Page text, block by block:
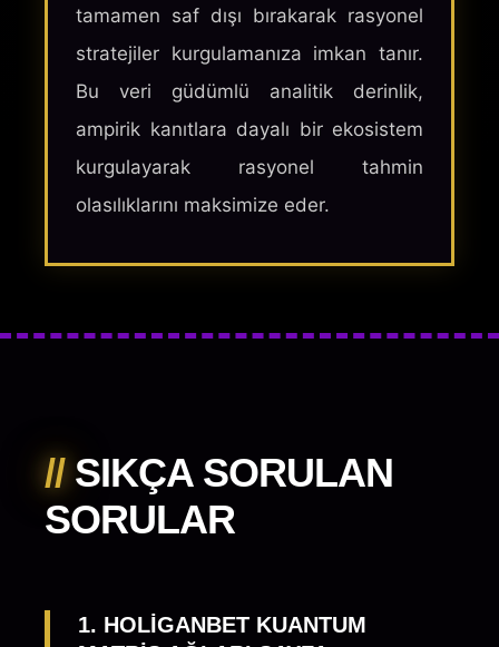
tamamen saf dışı bırakarak rasyonel
stratejiler kurgulamanıza imkan tanır.
Bu veri güdümlü analitik derinlik,
ampirik kanıtlara dayalı bir ekosistem
kurgulayarak rasyonel tahmin
olasılıklarını maksimize eder.
//SIKÇA SORULAN
SORULAR
1. HOLIGANBET KUANTUM